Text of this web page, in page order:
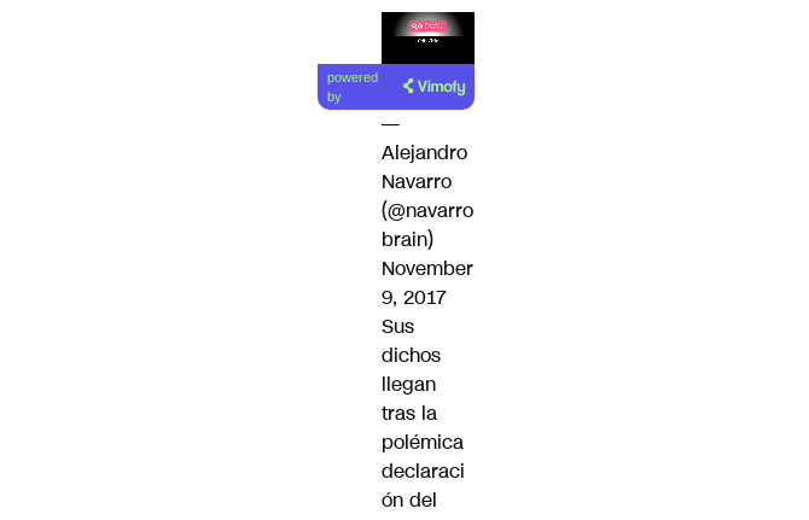
Lea el
artículo
powered
by
—
Alejandro
Navarro
(@navarro
brain)
November
9, 2017
Sus
dichos
llegan
tras la
polémica
declaraci
ón del